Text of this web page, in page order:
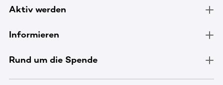
Aktiv werden
Informieren
Rund um die Spende